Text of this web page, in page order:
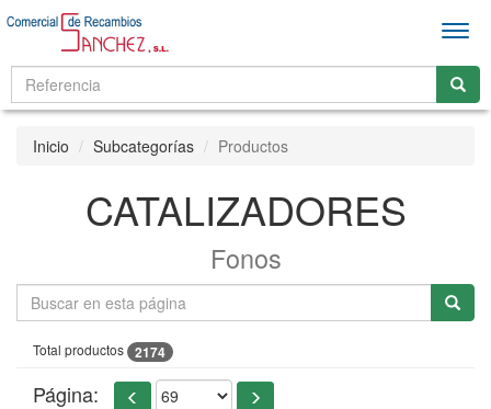
Inicio Subcategorías Productos
CATALIZADORES
Fonos
Total productos 2174
Página: